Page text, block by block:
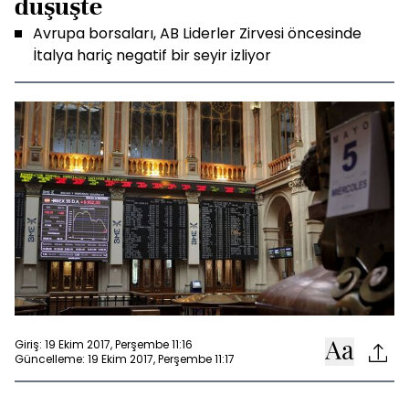
düşüşte
Avrupa borsaları, AB Liderler Zirvesi öncesinde
İtalya hariç negatif bir seyir izliyor
Giriş: 19 Ekim 2017, Perşembe 11:16
Güncelleme: 19 Ekim 2017, Perşembe 11:17